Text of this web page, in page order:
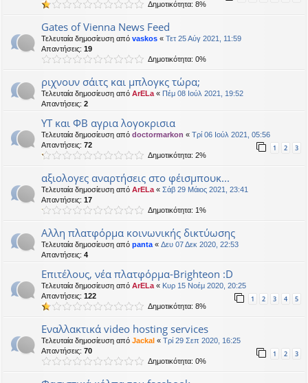
Δημοτικότητα: 8%
Gates of Vienna News Feed
Τελευταία δημοσίευση από vaskos « Τετ 25 Αύγ 2021, 11:59
Απαντήσεις: 19
Δημοτικότητα: 0%
ριχνουν σάιτς και μπλογκς τώρα;
Τελευταία δημοσίευση από ArELa « Πέμ 08 Ιούλ 2021, 19:52
Απαντήσεις: 2
ΥΤ και ΦΒ αγρια λογοκρισια
Τελευταία δημοσίευση από doctormarkon « Τρί 06 Ιούλ 2021, 05:56
Απαντήσεις: 72 1 2 3
Δημοτικότητα: 2%
αξιολογες αναρτήσεις στο φέισμπουκ...
Τελευταία δημοσίευση από ArELa « Σάβ 29 Μάιος 2021, 23:41
Απαντήσεις: 17
Δημοτικότητα: 1%
Αλλη πλατφόρμα κοινωνικής δικτύωσης
Τελευταία δημοσίευση από panta « Δευ 07 Δεκ 2020, 22:53
Απαντήσεις: 4
Επιτέλους, νέα πλατφόρμα-Brighteon :D
Τελευταία δημοσίευση από ArELa « Κυρ 15 Νοέμ 2020, 20:25
Απαντήσεις: 122 1 2 3 4 5
Δημοτικότητα: 8%
Εναλλακτικά video hosting services
Τελευταία δημοσίευση από Jackal « Τρί 29 Σεπ 2020, 16:25
Απαντήσεις: 70 1 2 3
Δημοτικότητα: 0%